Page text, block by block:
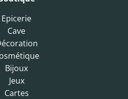
Epicerie
Cave
Bijoux
Jeux
Cartes